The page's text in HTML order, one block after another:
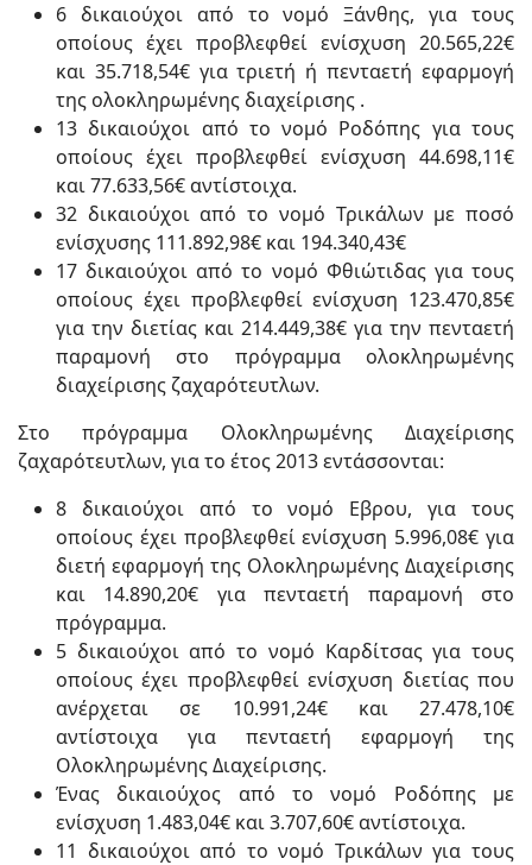
6 δικαιούχοι από το νομό Ξάνθης, για τους
οποίους έχει προβλεφθεί ενίσχυση 20.565,22€
και 35.718,54€ για τριετή ή πενταετή εφαρμογή
της ολοκληρωμένης διαχείρισης .
13 δικαιούχοι από το νομό Ροδόπης για τους
οποίους έχει προβλεφθεί ενίσχυση 44.698,11€
και 77.633,56€ αντίστοιχα.
32 δικαιούχοι από το νομό Τρικάλων με ποσό
ενίσχυσης 111.892,98€ και 194.340,43€
17 δικαιούχοι από το νομό Φθιώτιδας για τους
οποίους έχει προβλεφθεί ενίσχυση 123.470,85€
για την διετίας και 214.449,38€ για την πενταετή
παραμονή στο πρόγραμμα ολοκληρωμένης
διαχείρισης ζαχαρότευτλων.
Στο πρόγραμμα Ολοκληρωμένης Διαχείρισης
ζαχαρότευτλων, για το έτος 2013 εντάσσονται:
8 δικαιούχοι από το νομό Εβρου, για τους
οποίους έχει προβλεφθεί ενίσχυση 5.996,08€ για
διετή εφαρμογή της Ολοκληρωμένης Διαχείρισης
και 14.890,20€ για πενταετή παραμονή στο
πρόγραμμα.
5 δικαιούχοι από το νομό Καρδίτσας για τους
οποίους έχει προβλεφθεί ενίσχυση διετίας που
ανέρχεται σε 10.991,24€ και 27.478,10€
αντίστοιχα για πενταετή εφαρμογή της
Ολοκληρωμένης Διαχείρισης.
Ένας δικαιούχος από το νομό Ροδόπης με
ενίσχυση 1.483,04€ και 3.707,60€ αντίστοιχα.
11 δικαιούχοι από το νομό Τρικάλων για τους